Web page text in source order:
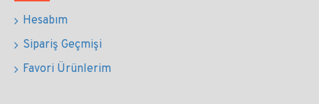
Hesabım
Sipariş Geçmişi
Favori Ürünlerim